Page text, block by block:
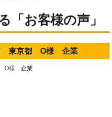
「お客様の声」
東京都 O様 企業
O様 企業